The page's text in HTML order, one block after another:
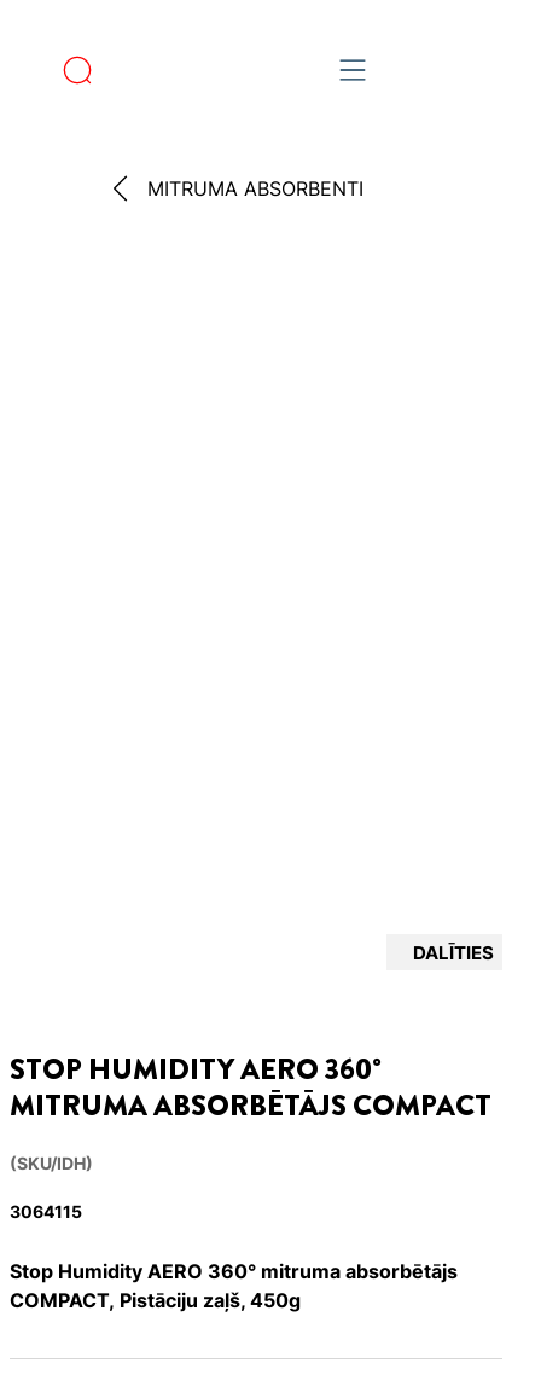
MITRUMA ABSORBENTI
DALĪTIES
STOP HUMIDITY AERO 360°
MITRUMA ABSORBĒTĀJS COMPACT
(SKU/IDH)
3064115
Stop Humidity AERO 360° mitruma absorbētājs
COMPACT, Pistāciju zaļš, 450g